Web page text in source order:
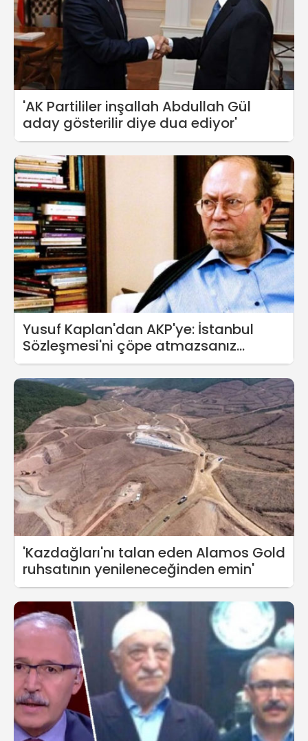
'AK Partililer inşallah Abdullah Gül
aday gösterilir diye dua ediyor'
Yusuf Kaplan'dan AKP'ye: İstanbul
Sözleşmesi'ni çöpe atmazsanız
sonunuz hazır
'Kazdağları'nı talan eden Alamos Gold
ruhsatının yenileneceğinden emin'